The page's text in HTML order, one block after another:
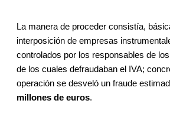
La manera de proceder consistía,
interposición de empresas
controlados por los responsables de
de los cuales defraudaban el IVA;
operación se desveló un fraude
millones de euros.